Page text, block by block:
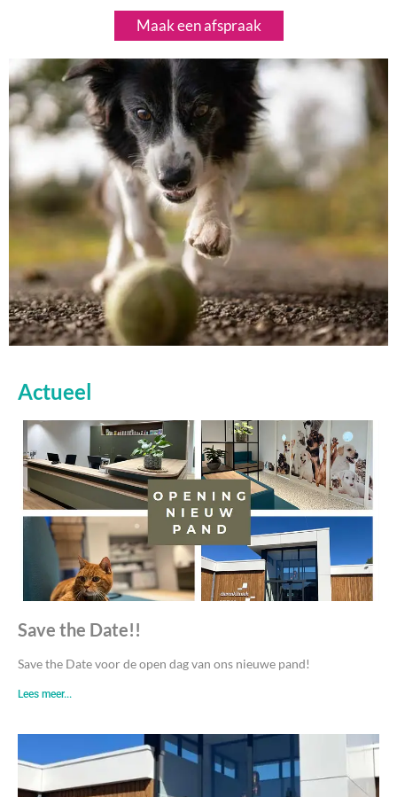
Lees meer over Kasper >
Maak een afspraak
Actueel
Save the Date!!
Save the Date voor de open dag van ons nieuwe pand!
Lees meer...